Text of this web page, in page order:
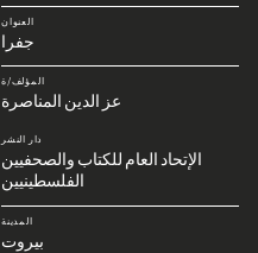
العنوان
جفرا
المؤلف/ة
عز الدين المناصرة
دار النشر
الإتحاد العام للكتاب والصحفيين
الفلسطينيين
المدينة
بيروت